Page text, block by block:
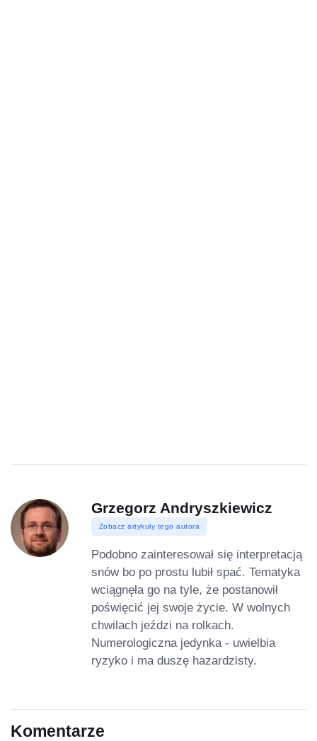
Grzegorz Andryszkiewicz
Zobacz artykuły tego autora
Podobno zainteresował się interpretacją
snów bo po prostu lubił spać. Tematyka
wciągnęła go na tyle, że postanowił
poświęcić jej swoje życie. W wolnych
chwilach jeździ na rolkach.
Numerologiczna jedynka - uwielbia
ryzyko i ma duszę hazardzisty.
Komentarze